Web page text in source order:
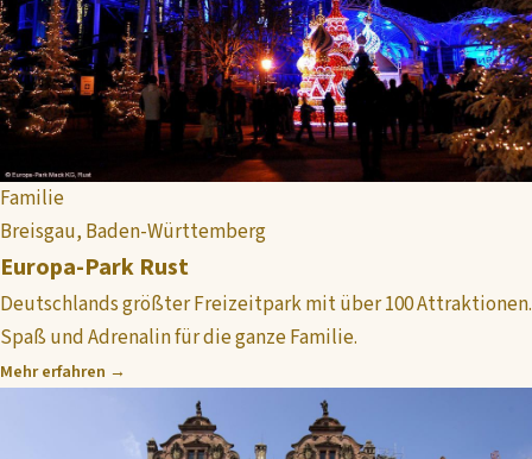
Familie
Breisgau, Baden-Württemberg
Europa-Park Rust
Deutschlands größter Freizeitpark mit über 100 Attraktionen.
Spaß und Adrenalin für die ganze Familie.
Mehr erfahren →